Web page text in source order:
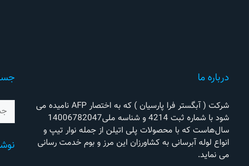
درباره ما
شرکت ( آبگستر فرا پارسیان ) که به اختصار AFP نامیده می
شود با شماره ثبت 4214 و شناسه ملی14006782047
سال‌هاست که با محصولات پلی اتیلن از جمله نوار تیپ و
انواع لوله آبرسانی به کشاورزان این مرز و بوم خدمت رسانی
می نماید.
برای: